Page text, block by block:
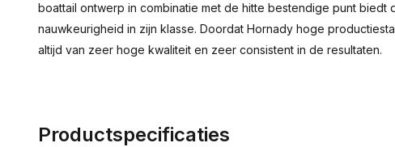
boattail ontwerp in combinatie met de hitte bestendige punt biedt
nauwkeurigheid in zijn klasse. Doordat Hornady hoge
altijd van zeer hoge kwaliteit en zeer consistent in de resultaten.
Productspecificaties